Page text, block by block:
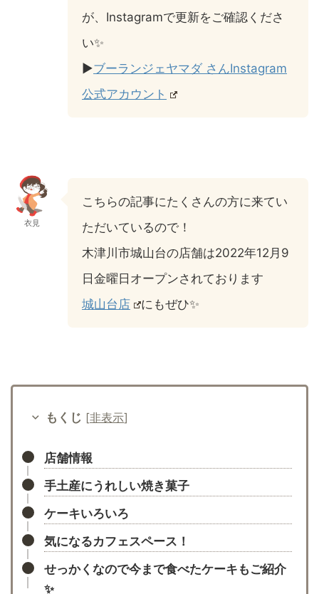
が、Instagramで更新をご確認くださ
い✨
▶︎ブーランジェヤマダ さんInstagram
公式アカウント
衣見
こちらの記事にたくさんの方に来てい
ただいているので！
木津川市城山台の店舗は2022年12月9
日金曜日オープンされております
城山台店
にもぜひ✨
もくじ [非表示]
店舗情報
手土産にうれしい焼き菓子
ケーキいろいろ
気になるカフェスペース！
せっかくなので今まで食べたケーキもご紹介
✨